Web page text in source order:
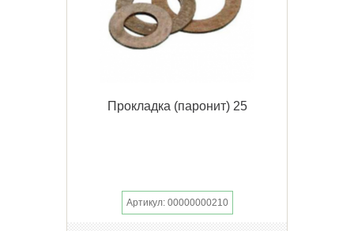
Прокладка (паронит) 25
Артикул: 00000000210